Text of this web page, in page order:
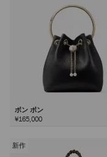
ボン ボン
¥165,000
新作